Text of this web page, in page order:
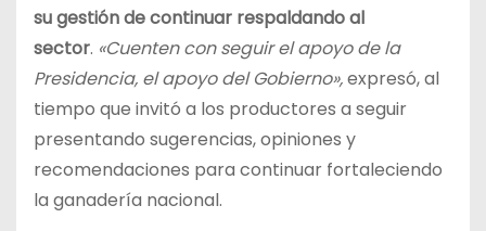
su gestión de continuar respaldando al
sector. «Cuenten con seguir el apoyo de la
Presidencia, el apoyo del Gobierno»,expresó, al
tiempo que invitó a los productores a seguir
presentando sugerencias, opiniones y
recomendaciones para continuar fortaleciendo
la ganadería nacional.